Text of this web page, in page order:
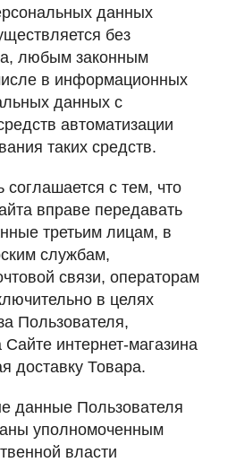
данных
без
любым законным
в информационных
данных с
автоматизации
таких средств.
соглашается с тем, что
вправе передавать
третьим лицам, в
службам,
связи, операторам
в целях
Пользователя,
интернет-магазина
доставку Товара.
данные Пользователя
уполномоченным
власти